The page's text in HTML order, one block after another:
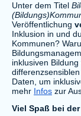
Unter dem Titel
Veröffentlichung
Inklusion in und
Kommunen?
inklusiven
Daten, um
mehr Infos zur
Viel Spaß bei